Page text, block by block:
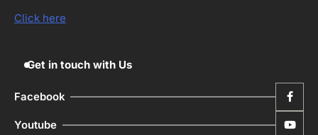
Click here
Get in touch with Us
Facebook
Youtube